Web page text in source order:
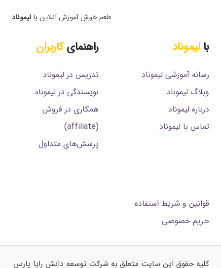
طعم خوش آموزش آنلاین با لیموناد
بالیموناد
رسانه آموزشی لیموناد
وبلاگ لیموناد
درباره لیموناد
تماس با لیموناد
راهنمایکاربران
تدریس در لیموناد
نویسندگی در لیموناد
همکاری در فروش
(affiliate)
پرسش‌های متداول
قوانین و شریط استفاده
حریم خصوصی
کلیه حقوق این سایت متعلق به شرکت توسعه دانش رایا پارس